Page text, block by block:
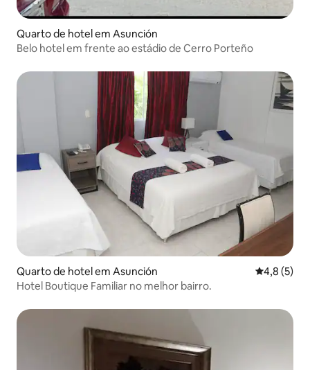
Quarto de hotel em Asunción
Belo hotel em frente ao estádio de Cerro Porteño
Quarto de hotel em Asunción
4,8 (5)
Hotel Boutique Familiar no melhor bairro.